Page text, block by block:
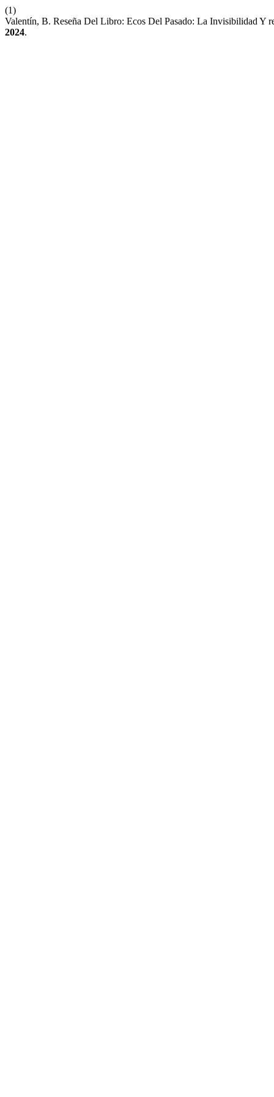
(1)
Valentín, B. Reseña Del Libro: Ecos Del Pasado: La Invisibilidad Y
2024.